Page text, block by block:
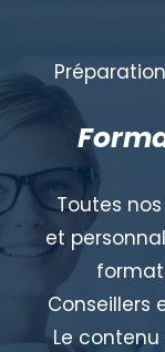
Toutes
et
Conseillers
Le